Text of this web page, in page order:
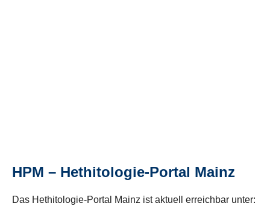
HPM – Hethitologie-Portal Mainz
Das Hethitologie-Portal Mainz ist aktuell erreichbar unter: